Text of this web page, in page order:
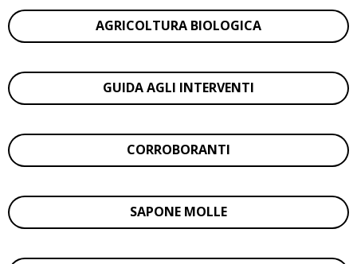
AGRICOLTURA BIOLOGICA
GUIDA AGLI INTERVENTI
CORROBORANTI
SAPONE MOLLE